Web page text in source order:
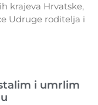
krajeva Hrvatske,
Udruge roditelja i
i umrlim